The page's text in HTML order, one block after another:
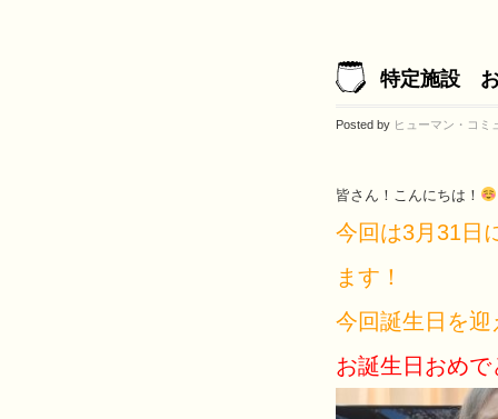
特定施設
Posted by ヒューマン・コミ
皆さん！こんにちは！
今回は3月31日
ます！
今回誕生日を
お誕生日おめ